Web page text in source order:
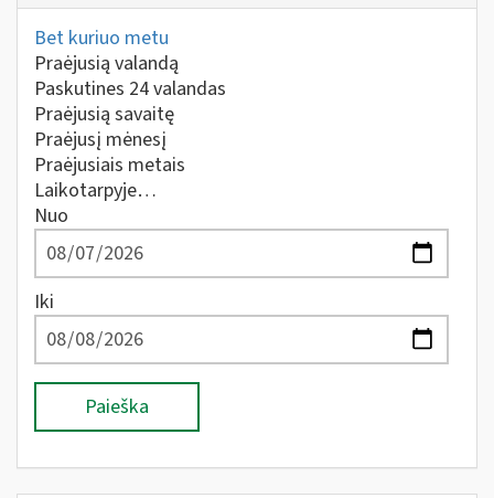
Bet kuriuo metu
Praėjusią valandą
Paskutines 24 valandas
Praėjusią savaitę
Praėjusį mėnesį
Praėjusiais metais
Laikotarpyje…
Nuo
Iki
Paieška